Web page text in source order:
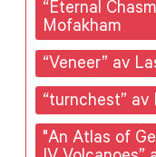
“Eternal
Mofakham
“Veneer” av
“turnchest” av
"An Atlas of